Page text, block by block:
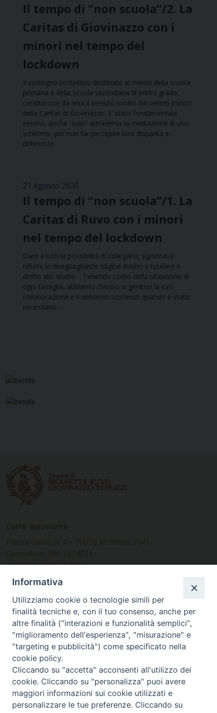
Il tempo di “non scuola”/2. La
Caritas di Giovinazzo con i
minori nel tempo del
lockdown
Il sostegno scolastico destinato ai minori della scuola
primaria e della scuola secondaria di primo grado,
caratterizza da anni il servizio svolto dal centro minori
della Caritas di Giovinazzo. E’ stato fondamentale
esserci, anche “solo” attraverso la mediazione di uno
schermo, per non far percepire loro disparità e
differenze.
21 Agosto 2020
Il tempo di “non scuola”/1. La
Caritas di Ruvo con i minori
nel tempo del lockdown
Dare a tutti la possibilità di collegarsi, significava
ridurre le diseguaglianze (digital divide) e tutelare il
diritto allo studio… Tenendo conto della situazione di
ogni famiglia, abbiamo chiesto ai genitori la loro
collaborazione e li abbiamo sostenuti quando è stato
necessario.
www.diocesimolfetta.it –
diocesimolfetta@pec.chiesacattolica.it
Ufficio Comunicazioni sociali
Piazza Giovene 4 – 70056 Molfetta (BA)
comunicazionisociali@diocesimolfetta.it
SEGUICI SU
Facebook
Instagram
X YouTube
Feed
Informativa
Utilizziamo cookie o tecnologie simili per
finalità tecniche e, con il tuo consenso, anche per
altre finalità ("interazioni e funzionalità semplici",
"miglioramento dell'esperienza", "misurazione" e
"targeting e pubblicità") come specificato nella
cookie policy.
Cliccando su "accetta" acconsenti all'utilizzo dei
cookie. Cliccando su "personalizza" puoi avere
maggiori informazioni sui cookie utilizzati e
personalizzare le tue preferenze. Cliccando su